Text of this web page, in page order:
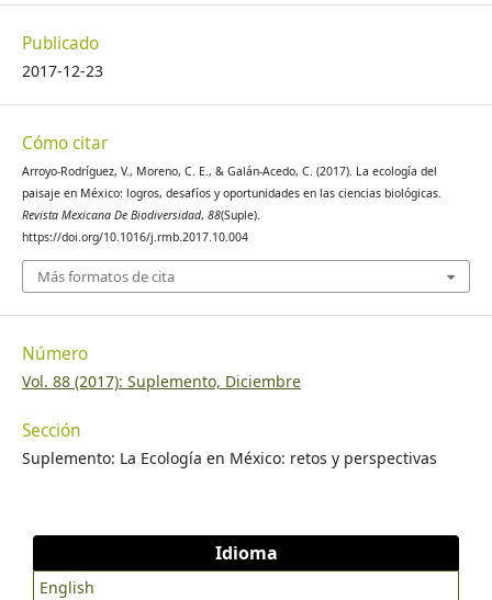
Publicado
2017-12-23
Cómo citar
Arroyo-Rodríguez, V., Moreno, C. E., & Galán-Acedo, C. (2017). La ecología del
paisaje en México: logros, desafíos y oportunidades en las ciencias biológicas.
Revista Mexicana De Biodiversidad, 88(Suple).
https://doi.org/10.1016/j.rmb.2017.10.004
Más formatos de cita
Número
Vol. 88 (2017): Suplemento, Diciembre
Sección
Suplemento: La Ecología en México: retos y perspectivas
Idioma
English